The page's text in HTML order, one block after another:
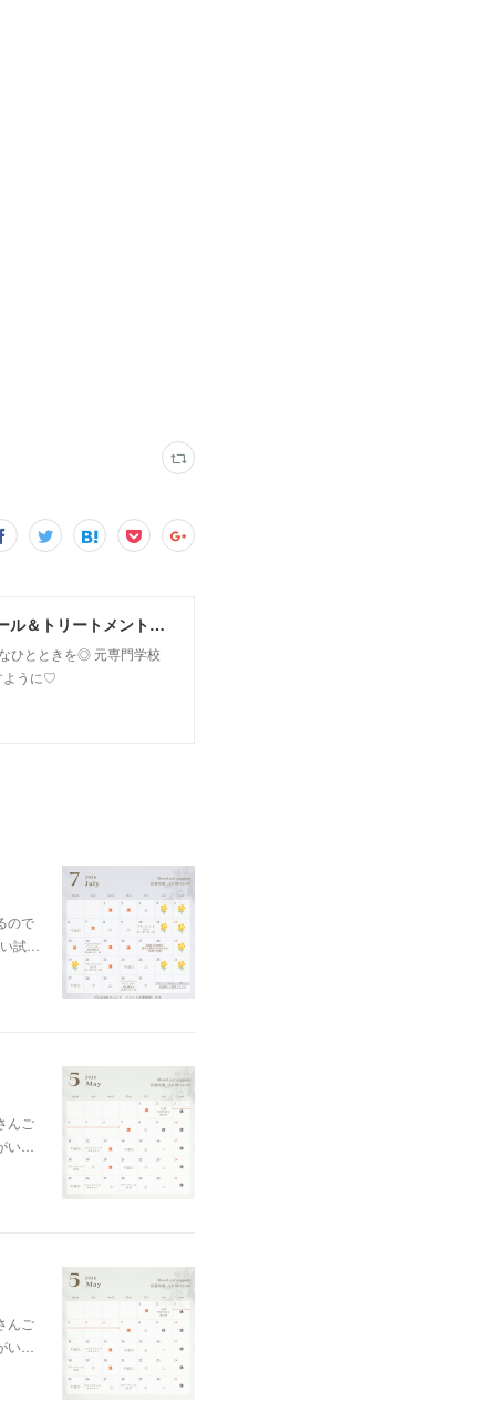
MoonLeaf sapporo / 札幌市東区の100種類以上の香りが楽しめるアロマスクール＆トリートメントサロン
ひとときを◎ 元専門学校
ように♡
ので
試…
んご
い…
んご
い…